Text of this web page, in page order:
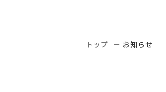
トップ お知らせ